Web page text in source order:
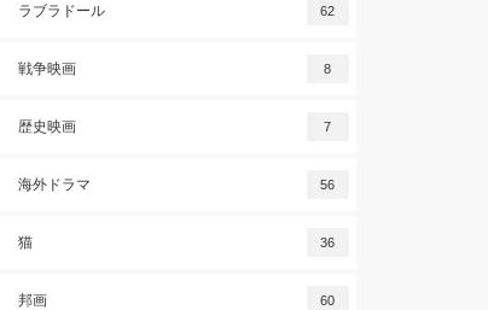
ラブラドール 62
戦争映画 8
歴史映画 7
海外ドラマ 56
猫 36
邦画 60